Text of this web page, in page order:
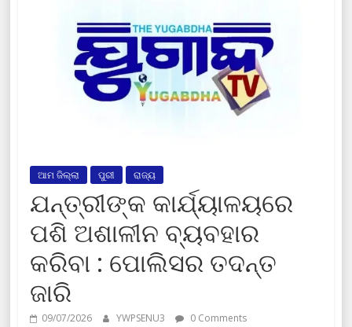
ଆମ ଜିଲ୍ଲା ପୁରୀ ରାଜ୍ୟ
ଯନ୍ତ୍ରୀଙ୍କ କାର୍ଯ୍ୟାଳୟରେ
ପଶି ଅଶାଳୀନ ବ୍ୟବହାର
କରିବା : ପୋଲିସର ତଦନ୍ତ
ଜାରି
09/07/2026 YWPSENU3 0 Comments